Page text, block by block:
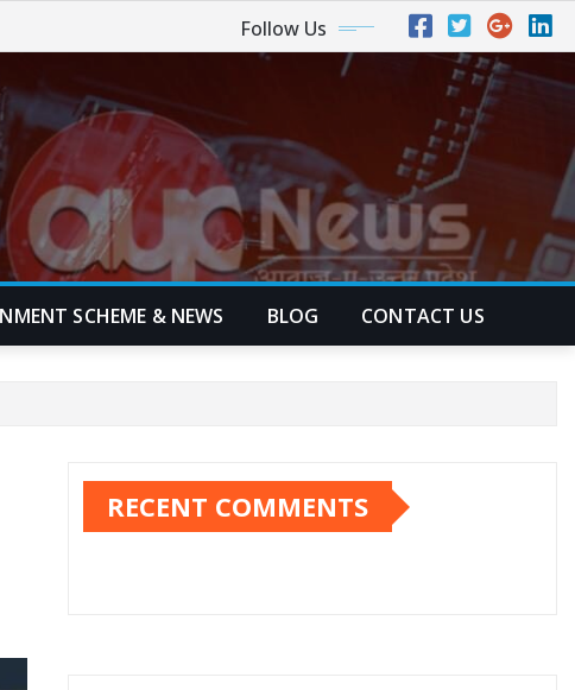
Follow Us
SCHEME & NEWS BLOG CONTACT US
RECENT COMMENTS